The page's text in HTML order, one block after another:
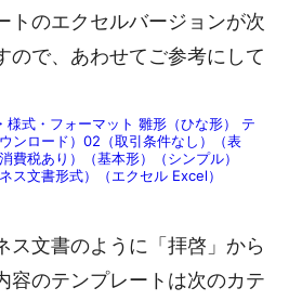
トのエクセルバージョンが次
ので、あわせてご参考にして
様式・フォーマット 雛形（ひな形） テ
ンロード）02（取引条件なし）（表
費税あり）（基本形）（シンプル）
ス文書形式）（エクセル Excel）
ス文書のように「拝啓」から
容のテンプレートは次のカテ